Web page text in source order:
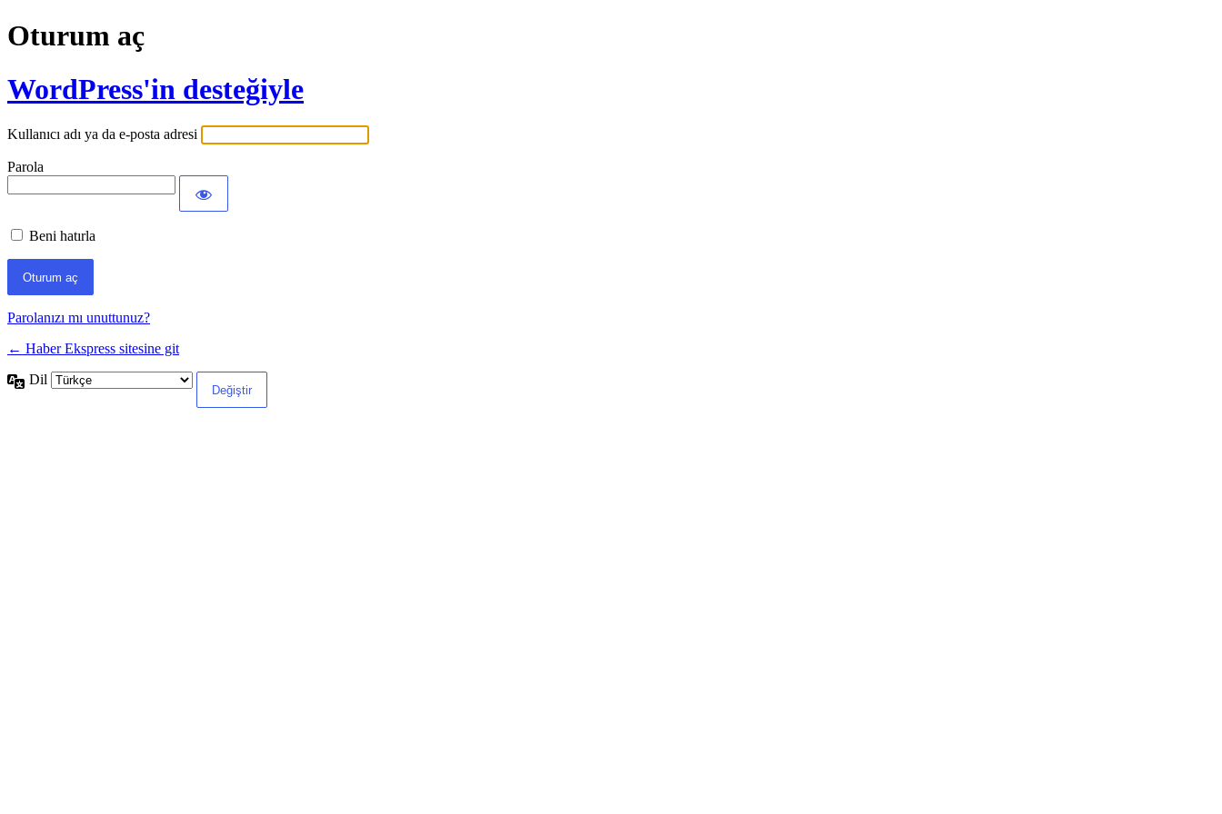
Oturum aç
WordPress'in desteğiyle
Kullanıcı adı ya da e-posta adresi
Parola
Beni hatırla
Parolanızı mı unuttunuz?
← Haber Ekspress sitesine git
Dil